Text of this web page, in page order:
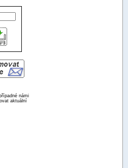
námi
aktuální